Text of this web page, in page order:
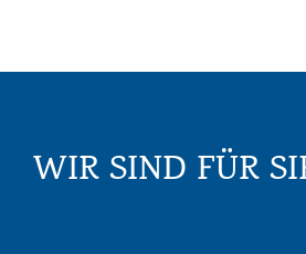
WIR SIND FÜR